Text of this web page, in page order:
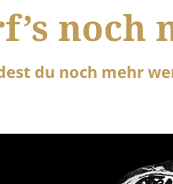
noch
du noch mehr